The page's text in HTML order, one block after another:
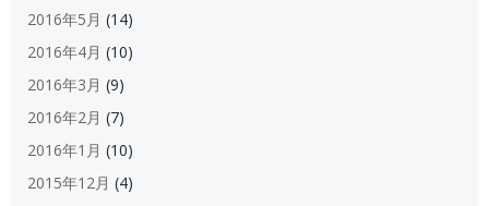
2016年5月 (14)
2016年4月 (10)
2016年3月 (9)
2016年2月 (7)
2016年1月 (10)
2015年12月 (4)